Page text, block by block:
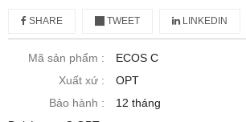
SHARE TWEET LINKEDIN
Mã sản phẩm :
ECOS C
Xuất xứ :
OPT
Bảo hành :
12 tháng